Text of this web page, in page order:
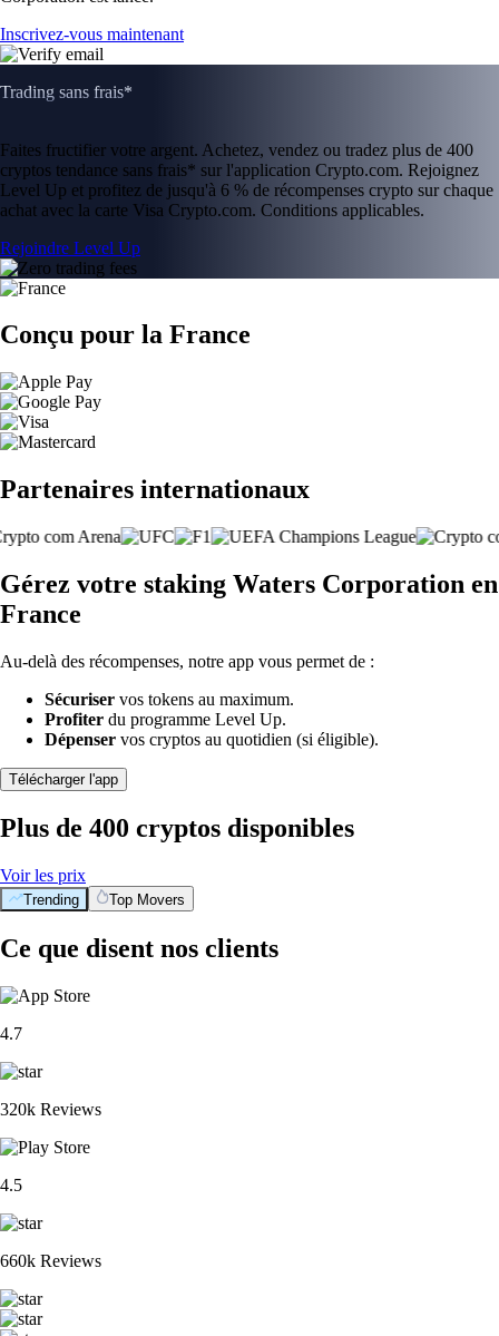
Inscrivez-vous maintenant
Trading sans frais*
Faites fructifier votre argent. Achetez, vendez ou tradez plus de 400
cryptos tendance sans frais* sur l'application Crypto.com. Rejoignez
Level Up et profitez de jusqu'à 6 % de récompenses crypto sur chaque
achat avec la carte Visa Crypto.com. Conditions applicables.
Rejoindre Level Up
Conçu pour la France
Partenaires internationaux
Gérez votre staking Waters Corporation en
France
Au-delà des récompenses, notre app vous permet de :
Sécuriser vos tokens au maximum.
Profiter du programme Level Up.
Dépenser vos cryptos au quotidien (si éligible).
Télécharger l'app
Plus de 400 cryptos disponibles
Voir les prix
Trending Top Movers
Ce que disent nos clients
4.7
320k Reviews
4.5
660k Reviews